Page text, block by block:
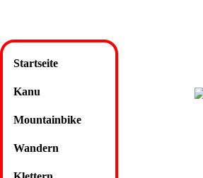
Startseite
Kanu
Mountainbike
Wandern